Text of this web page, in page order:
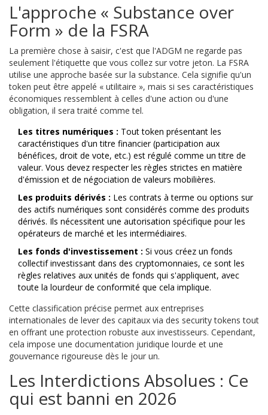
L'approche « Substance over
Form » de la FSRA
La première chose à saisir, c'est que l'ADGM ne regarde pas
seulement l'étiquette que vous collez sur votre jeton. La FSRA
utilise une approche basée sur la substance. Cela signifie qu'un
token peut être appelé « utilitaire », mais si ses caractéristiques
économiques ressemblent à celles d'une action ou d'une
obligation, il sera traité comme tel.
Les titres numériques : Tout token présentant les
caractéristiques d'un titre financier (participation aux
bénéfices, droit de vote, etc.) est régulé comme un titre de
valeur. Vous devez respecter les règles strictes en matière
d'émission et de négociation de valeurs mobilières.
Les produits dérivés : Les contrats à terme ou options sur
des actifs numériques sont considérés comme des produits
dérivés. Ils nécessitent une autorisation spécifique pour les
opérateurs de marché et les intermédiaires.
Les fonds d'investissement : Si vous créez un fonds
collectif investissant dans des cryptomonnaies, ce sont les
règles relatives aux unités de fonds qui s'appliquent, avec
toute la lourdeur de conformité que cela implique.
Cette classification précise permet aux entreprises
internationales de lever des capitaux via des security tokens tout
en offrant une protection robuste aux investisseurs. Cependant,
cela impose une documentation juridique lourde et une
gouvernance rigoureuse dès le jour un.
Les Interdictions Absolues : Ce
qui est banni en 2026